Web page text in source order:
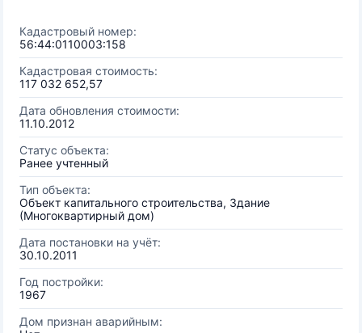
Кадастровый номер:
56:44:0110003:158
Кадастровая стоимость:
117 032 652,57
Дата обновления стоимости:
11.10.2012
Статус объекта:
Ранее учтенный
Тип объекта:
Объект капитального строительства, Здание
(Многоквартирный дом)
Дата постановки на учёт:
30.10.2011
Год постройки:
1967
Дом признан аварийным: